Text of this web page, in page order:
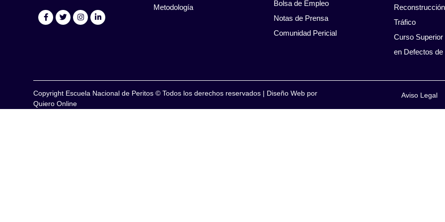
Metodología
Bolsa de Empleo
Notas de Prensa
Comunidad Pericial
Tráfico
Curso
en Defectos
Copyright Escuela Nacional de Peritos © Todos los derechos reservados | Diseño Web por
Quiero Online
Aviso Legal